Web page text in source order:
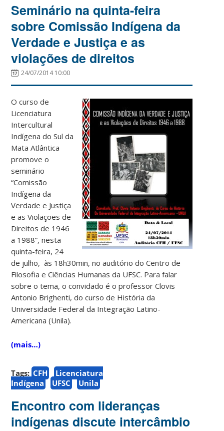
Seminário na quinta-feira
sobre Comissão Indígena da
Verdade e Justiça e as
violações de direitos
24/07/2014 10:00
O curso de
Licenciatura
Intercultural
Indígena do Sul da
Mata Atlântica
promove o
seminário
“Comissão
Indígena da
Verdade e Justiça
e as Violações de
Direitos de 1946
a 1988”, nesta
quinta-feira, 24
de julho, às 18h30min, no auditório do Centro de
Filosofia e Ciências Humanas da UFSC. Para falar
sobre o tema, o convidado é o professor Clovis
Antonio Brighenti, do curso de História da
Universidade Federal da Integração Latino-
Americana (Unila).
(mais…)
Tags: CFH
Licenciatura
Indígena
UFSC Unila
Encontro com lideranças
indígenas discute intercâmbio